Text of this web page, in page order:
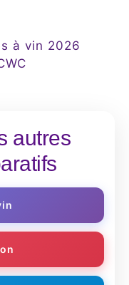
à vin 2026
autres